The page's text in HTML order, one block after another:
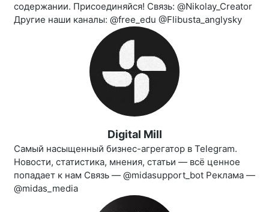
содержании. Присоединяйся! Связь: @Nikolay_Creator
Другие наши каналы: @free_edu @Flibusta_anglysky
Digital Mill
Самый насыщенный бизнес-агрегатор в Telegram.
Новости, статистика, мнения, статьи — всё ценное
попадает к нам Связь — @midasupport_bot Реклама —
@midas_media